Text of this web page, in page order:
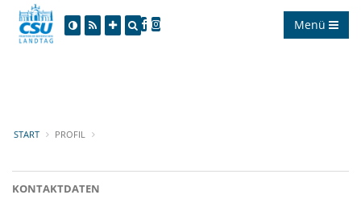
Menü
START PROFIL
KONTAKTDATEN